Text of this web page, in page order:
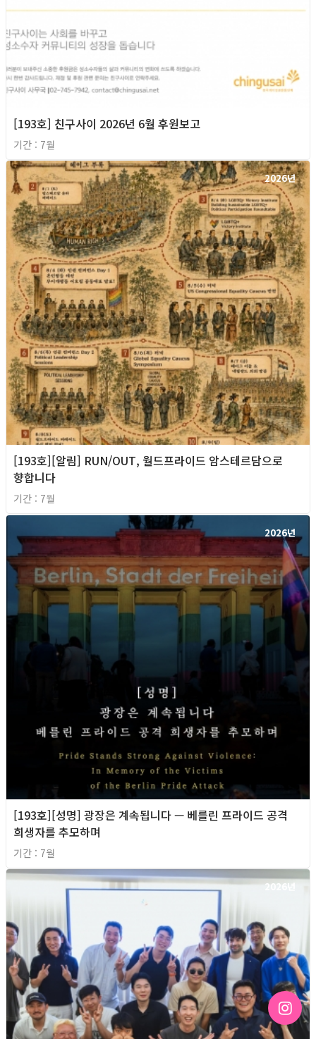
[193호] 친구사이 2026년 6월 후원보고
기간 : 7월
2026년
[193호][알림] RUN/OUT, 월드프라이드 암스테르담으로
향합니다
기간 : 7월
2026년
[193호][성명] 광장은 계속됩니다 — 베를린 프라이드 공격
희생자를 추모하며
기간 : 7월
2026년